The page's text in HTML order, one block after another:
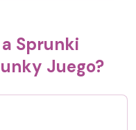
Sprunki
Juego?